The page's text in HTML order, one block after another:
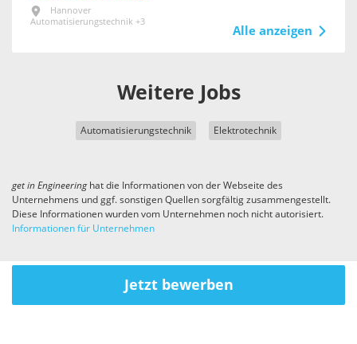
Hannover
Automatisierungstechnik +3
Alle anzeigen
Weitere Jobs
Automatisierungstechnik Elektrotechnik
get in Engineeringhat die Informationen von der Webseite des
Unternehmens und ggf. sonstigen Quellen sorgfältig zusammengestellt.
Diese Informationen wurden vom Unternehmen noch nicht autorisiert.
Informationen für Unternehmen
Jetzt bewerben